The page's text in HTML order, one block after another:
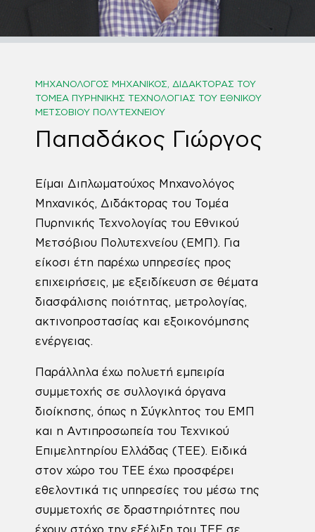
ΜΗΧΑΝΟΛΌΓΟΣ ΜΗΧΑΝΙΚΌΣ, ΔΙΔΆΚΤΟΡΑΣ ΤΟΥ
ΤΟΜΈΑ ΠΥΡΗΝΙΚΉΣ ΤΕΧΝΟΛΟΓΊΑΣ ΤΟΥ ΕΘΝΙΚΟΎ
ΜΕΤΣΌΒΙΟΥ ΠΟΛΥΤΕΧΝΕΊΟΥ
Παπαδάκος Γιώργος
Είμαι Διπλωματούχος Μηχανολόγος
Μηχανικός, Διδάκτορας του Τομέα
Πυρηνικής Τεχνολογίας του Εθνικού
Μετσόβιου Πολυτεχνείου (ΕΜΠ). Για
είκοσι έτη παρέχω υπηρεσίες προς
επιχειρήσεις, με εξειδίκευση σε θέματα
διασφάλισης ποιότητας, μετρολογίας,
ακτινοπροστασίας και εξοικονόμησης
ενέργειας.
Παράλληλα έχω πολυετή εμπειρία
συμμετοχής σε συλλογικά όργανα
διοίκησης, όπως η Σύγκλητος του ΕΜΠ
και η Αντιπροσωπεία του Τεχνικού
Επιμελητηρίου Ελλάδας (ΤΕΕ). Ειδικά
στον χώρο του ΤΕΕ έχω προσφέρει
εθελοντικά τις υπηρεσίες του μέσω της
συμμετοχής σε δραστηριότητες που